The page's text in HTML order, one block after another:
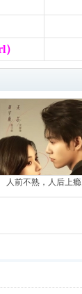
人前不熟，人后上瘾